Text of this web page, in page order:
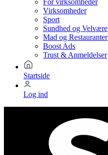
For virksomheder
Virksomheder
Sport
Sundhed og Velvære
Mad og Restauranter
Boost Ads
Trust & Anmeldelser
Startside
Log ind